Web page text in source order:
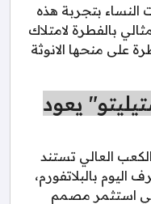
النساء بتجربة هذه
بالفطرة لامتلاك
على منحها الانوثة
يعود
العالي تستند
بالبلاتفورم،
استثمر مصمم